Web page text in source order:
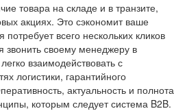
товара на складе и в транзите,
акциях. Это сэкономит ваше
всего нескольких кликов
своему менеджеру в
взаимодействовать с
логистики, гарантийного
актуальность и полнота
которым следует система B2B.